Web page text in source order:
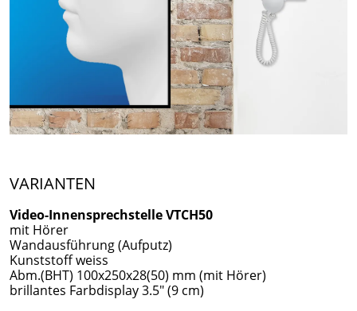
VARIANTEN
Video-Innensprechstelle VTCH50
mit Hörer
Wandausführung (Aufputz)
Kunststoff weiss
Abm.(BHT) 100x250x28(50) mm (mit Hörer)
brillantes Farbdisplay 3.5" (9 cm)